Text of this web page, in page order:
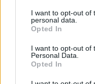
disclose it to other
Please note that this
services and may
not limited to your visit
grant or deny consent
I want to opt-out of
personal data.
Opted In
I want to opt-out of
Personal Data.
Opted In